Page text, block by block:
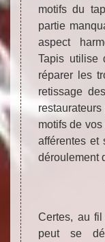
motifs du
partie
aspect
Tapis utilise
réparer les
retissage
motifs de
afférentes et
déroulement
Certes, au fil
peut se